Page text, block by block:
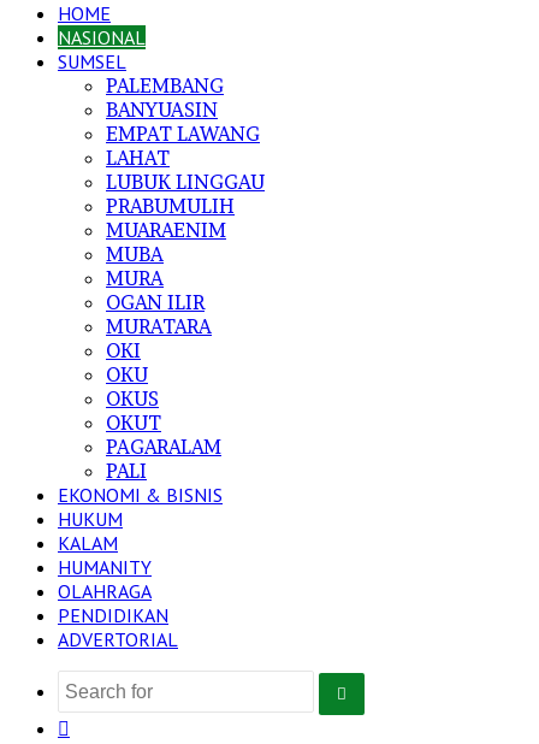
HOME
NASIONAL
SUMSEL
PALEMBANG
BANYUASIN
EMPAT LAWANG
LAHAT
LUBUK LINGGAU
PRABUMULIH
MUARAENIM
MUBA
MURA
OGAN ILIR
MURATARA
OKI
OKU
OKUS
OKUT
PAGARALAM
PALI
EKONOMI & BISNIS
HUKUM
KALAM
HUMANITY
OLAHRAGA
PENDIDIKAN
ADVERTORIAL
Search